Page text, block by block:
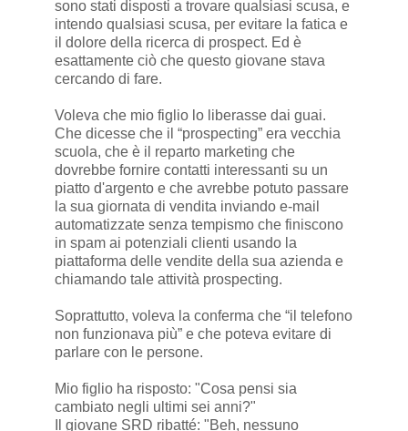
sono stati disposti a trovare qualsiasi scusa, e
intendo qualsiasi scusa, per evitare la fatica e
il dolore della ricerca di prospect. Ed è
esattamente ciò che questo giovane stava
cercando di fare.
Voleva che mio figlio lo liberasse dai guai.
Che dicesse che il “prospecting” era vecchia
scuola, che è il reparto marketing che
dovrebbe fornire contatti interessanti su un
piatto d'argento e che avrebbe potuto passare
la sua giornata di vendita inviando e-mail
automatizzate senza tempismo che finiscono
in spam ai potenziali clienti usando la
piattaforma delle vendite della sua azienda e
chiamando tale attività prospecting.
Soprattutto, voleva la conferma che “il telefono
non funzionava più” e che poteva evitare di
parlare con le persone.
Mio figlio ha risposto: "Cosa pensi sia
cambiato negli ultimi sei anni?"
Il giovane SRD ribatté: "Beh, nessuno